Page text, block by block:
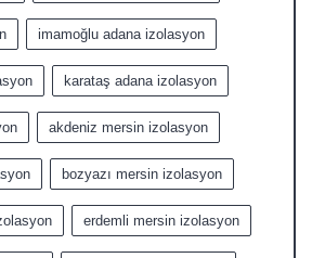
imamoğlu adana izolasyon
karataş adana izolasyon
akdeniz mersin izolasyon
bozyazı mersin izolasyon
erdemli mersin izolasyon